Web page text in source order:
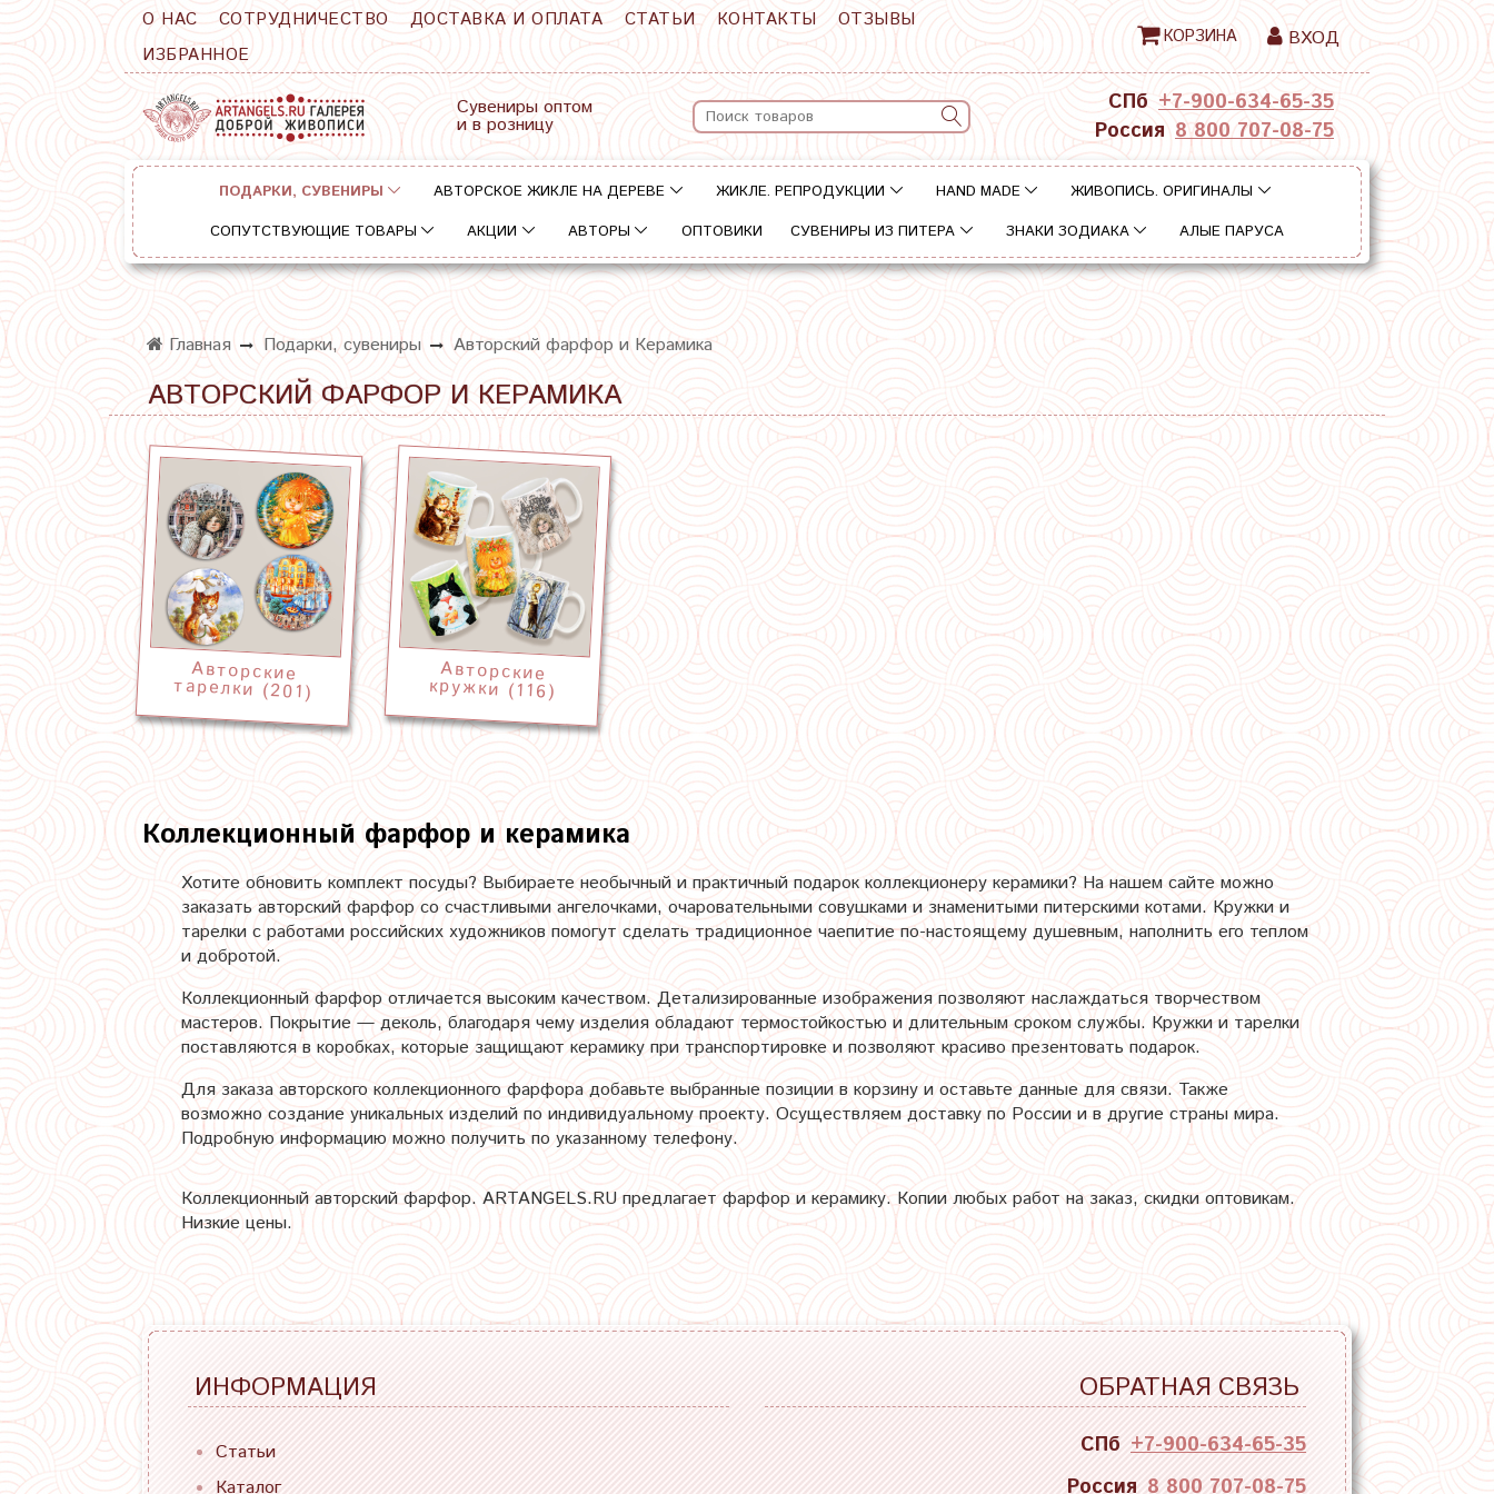
О НАС СОТРУДНИЧЕСТВО ДОСТАВКА И ОПЛАТА СТАТЬИ КОНТАКТЫ
ОТЗЫВЫ
ИЗБРАННОЕ
КОРЗИНА ВХОД
Сувениры оптом
и в розницу
СПб +7-900-634-65-35
Россия 8 800 707-08-75
ПОДАРКИ, СУВЕНИРЫ АВТОРСКОЕ ЖИКЛЕ НА ДЕРЕВЕ ЖИКЛЕ. РЕПРОДУКЦИИ HAND MADE
ЖИВОПИСЬ. ОРИГИНАЛЫ
СОПУТСТВУЮЩИЕ ТОВАРЫ
АКЦИИ АВТОРЫ ОПТОВИКИ СУВЕНИРЫ ИЗ ПИТЕРА ЗНАКИ ЗОДИАКА АЛЫЕ ПАРУСА
Главная Подарки, сувениры Авторский фарфор и Керамика
АВТОРСКИЙ ФАРФОР И КЕРАМИКА
Авторские
тарелки (201)
Авторские
кружки (116)
Коллекционный фарфор и керамика
Хотите обновить комплект посуды? Выбираете необычный и практичный подарок коллекционеру керамики? На нашем сайте можно
заказать авторский фарфор со счастливыми ангелочками, очаровательными совушками и знаменитыми питерскими котами. Кружки и
тарелки с работами российских художников помогут сделать традиционное чаепитие по-настоящему душевным, наполнить его теплом
и добротой.
Коллекционный фарфор отличается высоким качеством. Детализированные изображения позволяют наслаждаться творчеством
мастеров. Покрытие — деколь, благодаря чему изделия обладают термостойкостью и длительным сроком службы. Кружки и тарелки
поставляются в коробках, которые защищают керамику при транспортировке и позволяют красиво презентовать подарок.
Для заказа авторского коллекционного фарфора добавьте выбранные позиции в корзину и оставьте данные для связи. Также
возможно создание уникальных изделий по индивидуальному проекту. Осуществляем доставку по России и в другие страны мира.
Подробную информацию можно получить по указанному телефону.
Коллекционный авторский фарфор. ARTANGELS.RU предлагает фарфор и керамику. Копии любых работ на заказ, скидки оптовикам.
Низкие цены.
ИНФОРМАЦИЯ
Статьи
Каталог
ОБРАТНАЯ СВЯЗЬ
СПб +7-900-634-65-35
Россия 8 800 707-08-75